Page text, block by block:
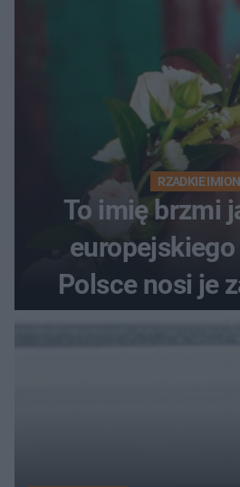
RZADKIE
To imię brzmi
Polsce nosi je